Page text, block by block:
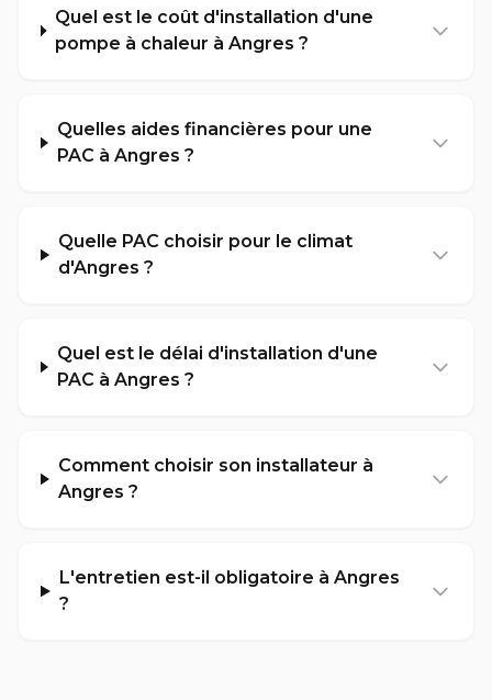
Quel est le coût d'installation d'une
pompe à chaleur à Angres ?
Quelles aides financières pour une
PAC à Angres ?
Quelle PAC choisir pour le climat
d'Angres ?
Quel est le délai d'installation d'une
PAC à Angres ?
Comment choisir son installateur à
Angres ?
L'entretien est-il obligatoire à Angres
?